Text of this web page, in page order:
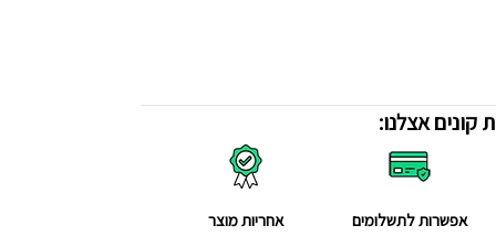
קונים אצלנו:
אפשרות לתשלומים אחריות מוצר